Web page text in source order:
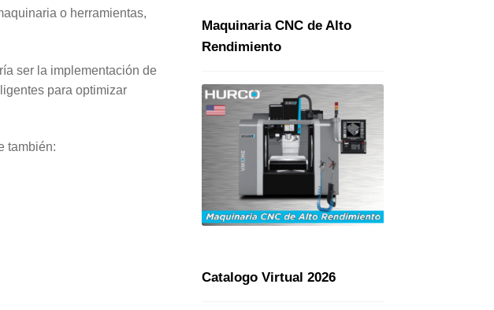
o herramientas,
ser la implementación de
para optimizar
también:
Maquinaria CNC de Alto
Rendimiento
Catalogo Virtual 2026